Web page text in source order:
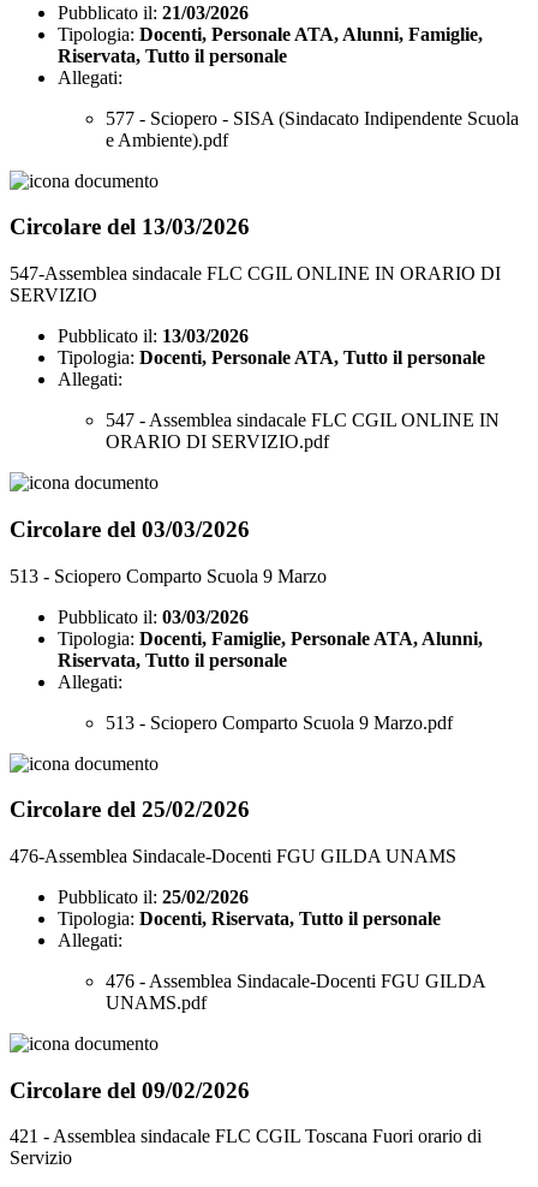
Pubblicato il: 21/03/2026
Tipologia: Docenti, Personale ATA, Alunni, Famiglie,
Riservata, Tutto il personale
Allegati:
577 - Sciopero - SISA (Sindacato Indipendente Scuola
e Ambiente).pdf
Circolare del 13/03/2026
547-Assemblea sindacale FLC CGIL ONLINE IN ORARIO DI
SERVIZIO
Pubblicato il: 13/03/2026
Tipologia: Docenti, Personale ATA, Tutto il personale
Allegati:
547 - Assemblea sindacale FLC CGIL ONLINE IN
ORARIO DI SERVIZIO.pdf
Circolare del 03/03/2026
513 - Sciopero Comparto Scuola 9 Marzo
Pubblicato il: 03/03/2026
Tipologia: Docenti, Famiglie, Personale ATA, Alunni,
Riservata, Tutto il personale
Allegati:
513 - Sciopero Comparto Scuola 9 Marzo.pdf
Circolare del 25/02/2026
476-Assemblea Sindacale-Docenti FGU GILDA UNAMS
Pubblicato il: 25/02/2026
Tipologia: Docenti, Riservata, Tutto il personale
Allegati:
476 - Assemblea Sindacale-Docenti FGU GILDA
UNAMS.pdf
Circolare del 09/02/2026
421 - Assemblea sindacale FLC CGIL Toscana Fuori orario di
Servizio